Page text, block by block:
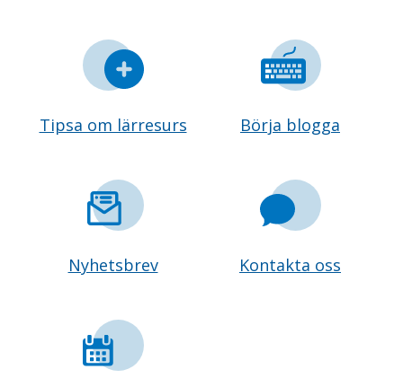
Tipsa om lärresurs Börja blogga
Nyhetsbrev Kontakta oss